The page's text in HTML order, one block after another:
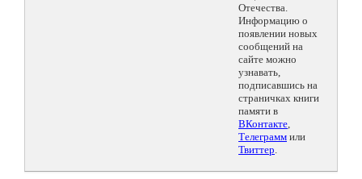
Отечества.
Информацию о
появлении новых
сообщений на
сайте можно
узнавать,
подписавшись на
страничках книги
памяти в
ВКонтакте,
Телеграмм или
Твиттер.